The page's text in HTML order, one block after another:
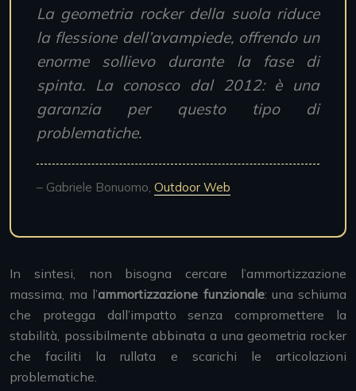
La geometria rocker della suola riduce
la flessione dell’avampiede, offrendo un
enorme sollievo durante la fase di
spinta. La conosco dal 2012: è una
garanzia per questo tipo di
problematiche.
– Gabriele Bonuomo, Outdoor Web
In sintesi, non bisogna cercare l’ammortizzazione
massima, ma l’ammortizzazione funzionale: una schiuma
che protegga dall’impatto senza compromettere la
stabilità, possibilmente abbinata a una geometria rocker
che faciliti la rullata e scarichi le articolazioni
problematiche.